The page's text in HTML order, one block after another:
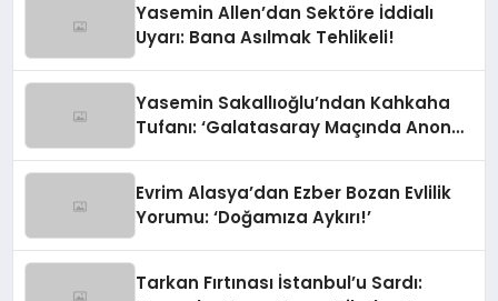
Yasemin Allen’dan Sektöre İddialı
Uyarı: Bana Asılmak Tehlikeli!
Yasemin Sakallıoğlu’ndan Kahkaha
Tufanı: ‘Galatasaray Maçında Anons
Evrim Alasya’dan Ezber Bozan Evlilik
Yorumu: ‘Doğamıza Aykırı!’
Tarkan Fırtınası İstanbul’u Sardı: